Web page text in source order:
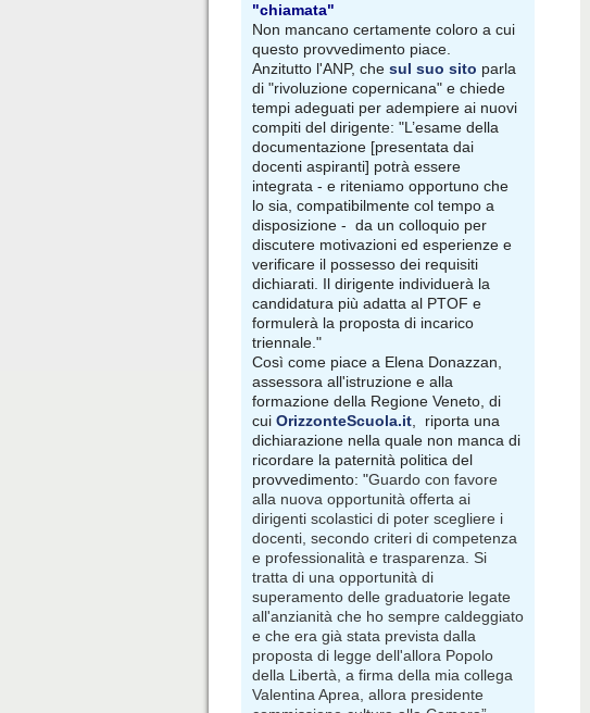
"chiamata"
Non mancano certamente coloro a cui
questo provvedimento piace.
Anzitutto l'ANP, che sul suo sito parla
di "rivoluzione copernicana" e chiede
tempi adeguati per adempiere ai nuovi
compiti del dirigente: "L’esame della
documentazione [presentata dai
docenti aspiranti] potrà essere
integrata - e riteniamo opportuno che
lo sia, compatibilmente col tempo a
disposizione - da un colloquio per
discutere motivazioni ed esperienze e
verificare il possesso dei requisiti
dichiarati. Il dirigente individuerà la
candidatura più adatta al PTOF e
formulerà la proposta di incarico
triennale."
Così come piace a Elena Donazzan,
assessora all'istruzione e alla
formazione della Regione Veneto, di
cui OrizzonteScuola.it , riporta una
dichiarazione nella quale non manca di
ricordare la paternità politica del
provvedimento: "Guardo con favore
alla nuova opportunità offerta ai
dirigenti scolastici di poter scegliere i
docenti, secondo criteri di competenza
e professionalità e trasparenza. Si
tratta di una opportunità di
superamento delle graduatorie legate
all'anzianità che ho sempre caldeggiato
e che era già stata prevista dalla
proposta di legge dell'allora Popolo
della Libertà, a firma della mia collega
Valentina Aprea, allora presidente